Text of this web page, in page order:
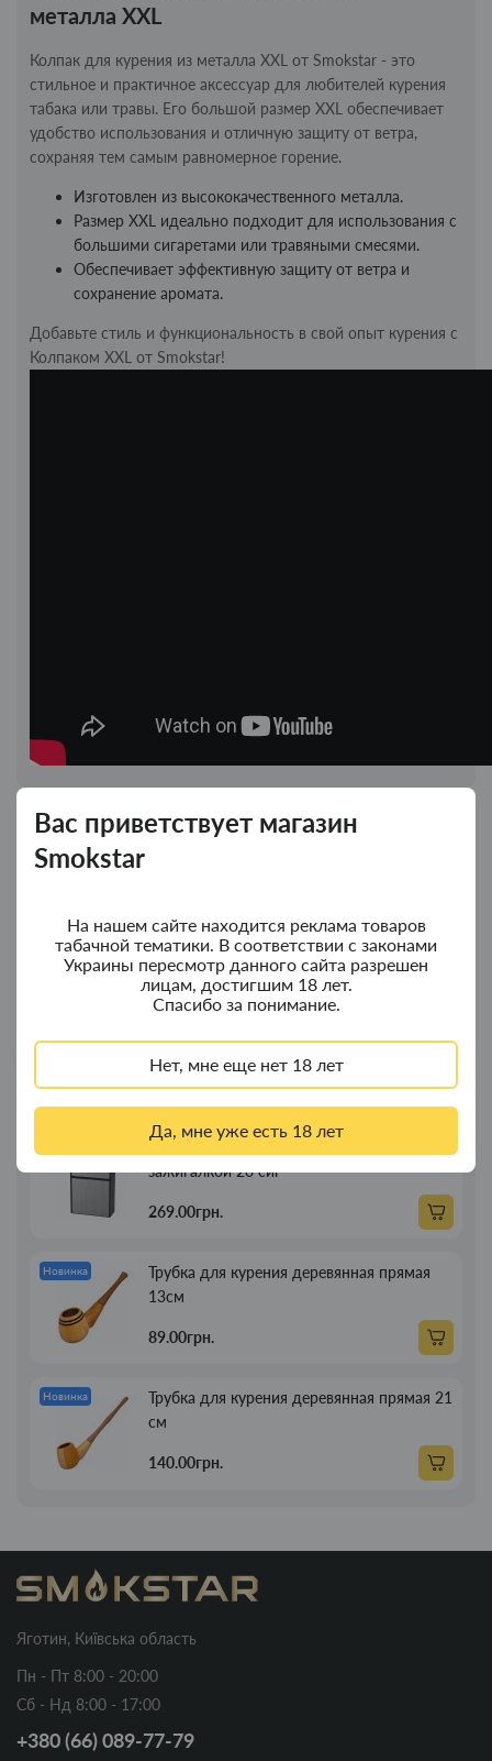
Вас приветствует магазин
Smokstar
На нашем сайте находится реклама товаров
табачной тематики. В соответствии с законами
Украины пересмотр данного сайта разрешен
лицам, достигшим 18 лет.
Спасибо за понимание.
Нет, мне еще нет 18 лет
Да, мне уже есть 18 лет
металла XXL
Колпак для курения из металла XXL от Smokstar - это
стильное и практичное аксессуар для любителей курения
табака или травы. Его большой размер XXL обеспечивает
удобство использования и отличную защиту от ветра,
сохраняя тем самым равномерное горение.
Изготовлен из высококачественного металла.
Размер XXL идеально подходит для использования с
большими сигаретами или травяными смесями.
Обеспечивает эффективную защиту от ветра и
сохранение аромата.
Добавьте стиль и функциональность в свой опыт курения с
Колпаком XXL от Smokstar!
Новинки Топ продаж
композит
350.00грн.
с дерева
380.00грн.
Портсигар для сигарет Focus з USB
зажигалкой 20 сиг
269.00грн.
Новинка
Трубка для курения деревянная прямая
13см
89.00грн.
Новинка
Трубка для курения деревянная прямая 21
см
140.00грн.
Яготин, Київська область
Пн - Пт 8:00 - 20:00
Сб - Нд 8:00 - 17:00
+380 (66) 089-77-79